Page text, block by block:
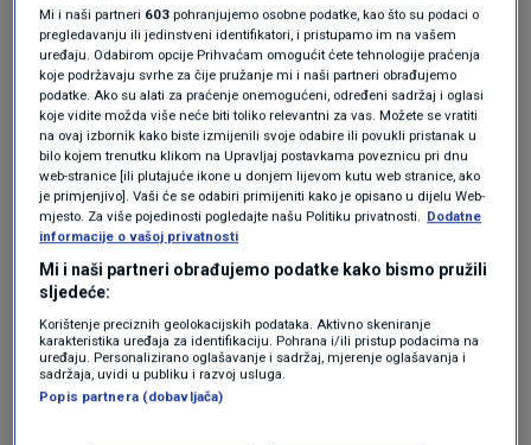
Pogledajte jesu li svi prozori potpuno zatvoreni
ili je možda jedan ostao neznatno odškrinut.
Zvuči banalno, ali velik broj vozača u takvim
trenucima odmah posegne za telefonom, a da
nije ni obišao vlastito vozilo. Ponekad je
rješenje doslovno na dohvat ruke, samo ga
treba potražiti na mirnoj glavi.
Ako ste sami na autocesti, u noćnim satima ili u
dijelu grada koji ne poznajete, a uz to vam je i
mobilni telefon ostao zaključan unutra,
Mi i naši partneri 603 pohranjujemo osobne podatke, kao što su podaci o
pregledavanju ili jedinstveni identifikatori, i pristupamo im na vašem
uređaju. Odabirom opcije Prihvaćam omogućit ćete tehnologije praćenja
koje podržavaju svrhe za čije pružanje mi i naši partneri obrađujemo
podatke. Ako su alati za praćenje onemogućeni, određeni sadržaj i oglasi
koje vidite možda više neće biti toliko relevantni za vas. Možete se vratiti
na ovaj izbornik kako biste izmijenili svoje odabire ili povukli pristanak u
bilo kojem trenutku klikom na Upravljaj postavkama poveznicu pri dnu
web-stranice [ili plutajuće ikone u donjem lijevom kutu web stranice, ako
je primjenjivo]. Vaši će se odabiri primijeniti kako je opisano u dijelu Web-
mjesto. Za više pojedinosti pogledajte našu Politiku privatnosti. Dodatne
informacije o vašoj privatnosti
Mi i naši partneri obrađujemo podatke kako bismo pružili
sljedeće:
Korištenje preciznih geolokacijskih podataka. Aktivno skeniranje
karakteristika uređaja za identifikaciju. Pohrana i/ili pristup podacima na
uređaju. Personalizirano oglašavanje i sadržaj, mjerenje oglašavanja i
sadržaja, uvidi u publiku i razvoj usluga.
Popis partnera (dobavljača)